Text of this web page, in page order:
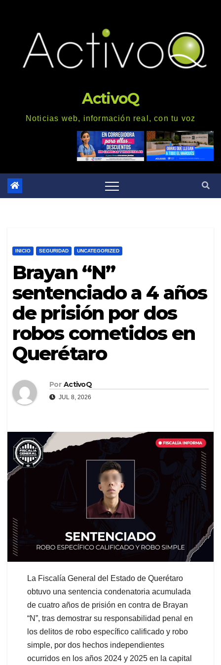
ActivoQ
Noticias web, información real, con tu voz
INICIO SEGURIDAD UNCATEGORIZED
Brayan “N”
sentenciado a 4 años
de prisión por dos
robos cometidos en
Querétaro
Por ActivoQ
JUL 8, 2026
La Fiscalía General del Estado de Querétaro
obtuvo una sentencia condenatoria acumulada
de cuatro años de prisión en contra de Brayan
“N”, tras demostrar su responsabilidad penal en
los delitos de robo específico calificado y robo
simple, por dos hechos independientes
ocurridos en los años 2024 y 2025 en la capital